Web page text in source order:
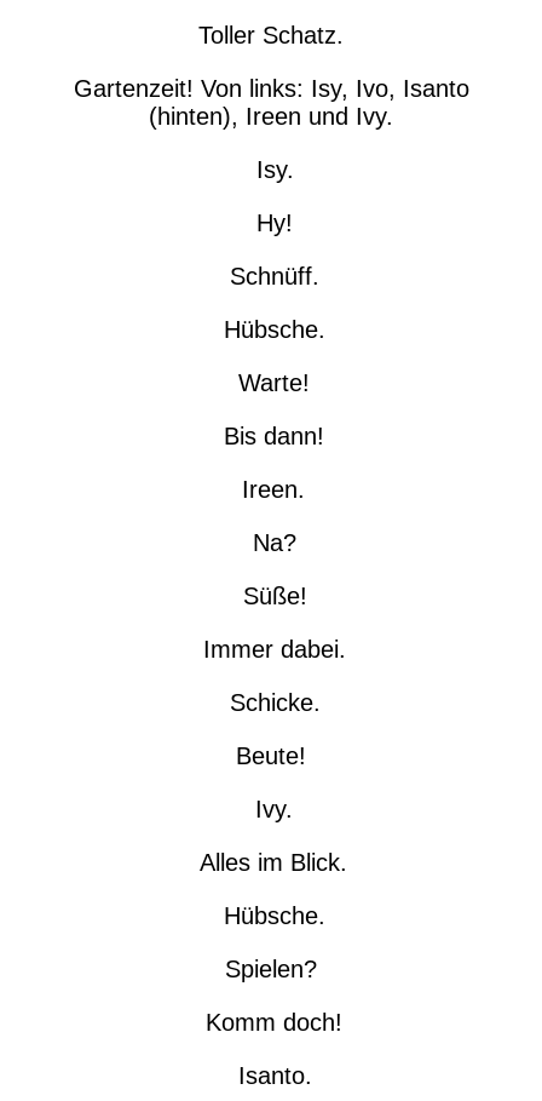
Toller Schatz.
Gartenzeit! Von links: Isy, Ivo, Isanto
(hinten), Ireen und Ivy.
Isy.
Hy!
Schnüff.
Hübsche.
Warte!
Bis dann!
Ireen.
Na?
Süße!
Immer dabei.
Schicke.
Beute!
Ivy.
Alles im Blick.
Hübsche.
Spielen?
Komm doch!
Isanto.